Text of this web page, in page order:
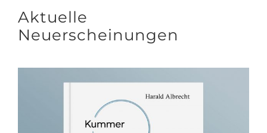
Aktuelle
Neuerscheinungen